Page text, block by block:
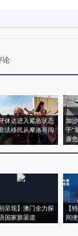
论
休达进入紧急状态
法移民从摩洛哥闯
加
于“
康
别呈现】澳门全力探
国家新渠道
【
间